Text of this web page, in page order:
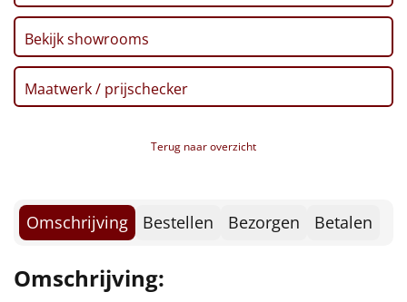
Tas
Wake up light
NIEUW
Borrelplank
NIEUW
Slowcooker
Noodradio NIEUW
Deken (fleece plaid)
Bekijk showrooms
Maatwerk / prijschecker
Terug naar overzicht
Omschrijving Bestellen Bezorgen Betalen
Omschrijving: